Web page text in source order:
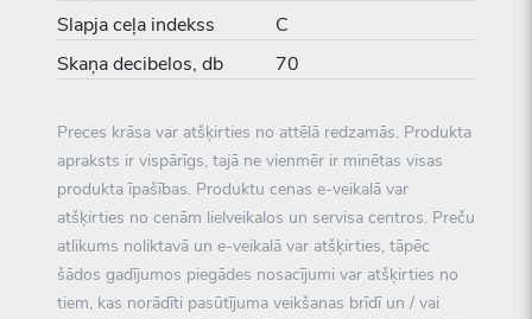
Slapja ceļa indekss
C
Skaņa decibelos, db
70
Preces krāsa var atšķirties no attēlā redzamās. Produkta
apraksts ir vispārīgs, tajā ne vienmēr ir minētas visas
produkta īpašības. Produktu cenas e-veikalā var
atšķirties no cenām lielveikalos un servisa centros. Preču
atlikums noliktavā un e-veikalā var atšķirties, tāpēc
šādos gadījumos piegādes nosacījumi var atšķirties no
tiem, kas norādīti pasūtījuma veikšanas brīdī un / vai